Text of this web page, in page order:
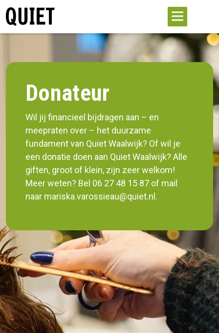
Donateur
Wil jij financieel bijdragen aan – en
meepraten over – het duurzame
fundament van Quiet Waalwijk? Of wil je
een donatie doen aan Quiet Waalwijk? Alle
giften, groot of klein, zijn zeer welkom!
Meer weten? Bel 06 27 48 15 87 of mail
naar mariska.varossieau@quiet.nl.